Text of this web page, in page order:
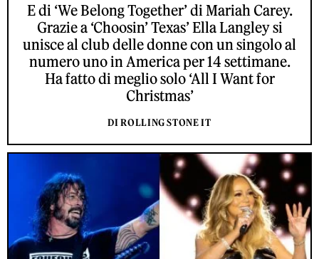
E di ‘We Belong Together’ di Mariah Carey.
Grazie a ‘Choosin’ Texas’ Ella Langley si
unisce al club delle donne con un singolo al
numero uno in America per 14 settimane.
Ha fatto di meglio solo ‘All I Want for
Christmas’
DI ROLLING STONE IT